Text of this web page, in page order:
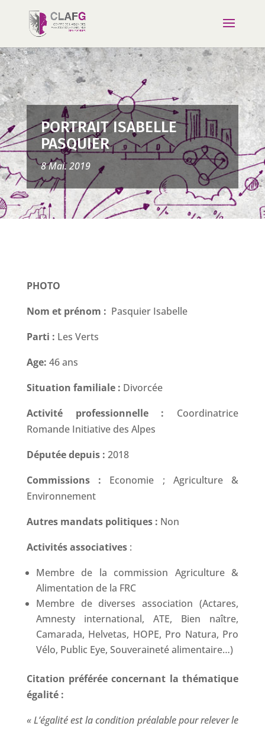
PORTRAIT ISABELLE
PASQUIER
8 Mai. 2019
PHOTO
Nom et prénom : Pasquier Isabelle
Parti : Les Verts
Age: 46 ans
Situation familiale : Divorcée
Activité professionnelle : Coordinatrice
Romande Initiative des Alpes
Députée depuis : 2018
Commissions : Economie ; Agriculture &
Environnement
Autres mandats politiques : Non
Activités associatives :
Membre de la commission Agriculture &
Alimentation de la FRC
Membre de diverses association (Actares,
Amnesty international, ATE, Bien naître,
Camarada, Helvetas, HOPE, Pro Natura, Pro
Vélo, Public Eye, Souveraineté alimentaire…)
Citation préférée concernant la thématique
égalité :
« L’égalité est la condition préalable pour relever le